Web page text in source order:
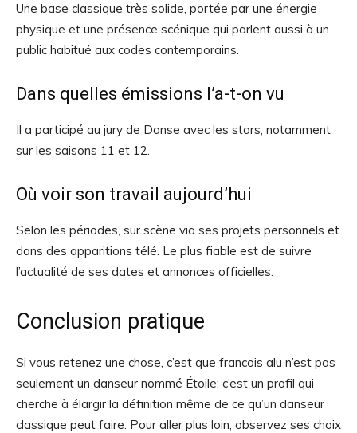
Une base classique très solide, portée par une énergie
physique et une présence scénique qui parlent aussi à un
public habitué aux codes contemporains.
Dans quelles émissions l’a-t-on vu
Il a participé au jury de Danse avec les stars, notamment
sur les saisons 11 et 12.
Où voir son travail aujourd’hui
Selon les périodes, sur scène via ses projets personnels et
dans des apparitions télé. Le plus fiable est de suivre
l’actualité de ses dates et annonces officielles.
Conclusion pratique
Si vous retenez une chose, c’est que francois alu n’est pas
seulement un danseur nommé Étoile: c’est un profil qui
cherche à élargir la définition même de ce qu’un danseur
classique peut faire. Pour aller plus loin, observez ses choix